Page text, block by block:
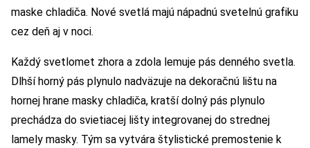
maske chladiča. Nové svetlá majú nápadnú svetelnú grafiku
cez deň aj v noci.
Každý svetlomet zhora a zdola lemuje pás denného svetla.
Dlhší horný pás plynulo nadväzuje na dekoračnú lištu na
hornej hrane masky chladiča, kratší dolný pás plynulo
prechádza do svietiacej lišty integrovanej do strednej
lamely masky. Tým sa vytvára štylistické premostenie k